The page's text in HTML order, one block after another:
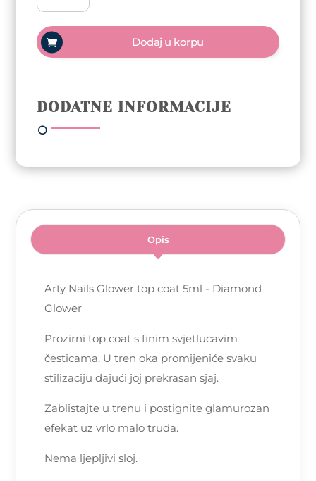
Glower
top
coat
5ml
Glower
količina
Dodaj u korpu
DODATNE INFORMACIJE
Opis
Arty Nails Glower top coat 5ml - Diamond
Glower
Prozirni top coat s finim svjetlucavim
česticama. U tren oka promijeniće svaku
stilizaciju dajući joj prekrasan sjaj.
Zablistajte u trenu i postignite glamurozan
efekat uz vrlo malo truda.
Nema ljepljivi sloj.